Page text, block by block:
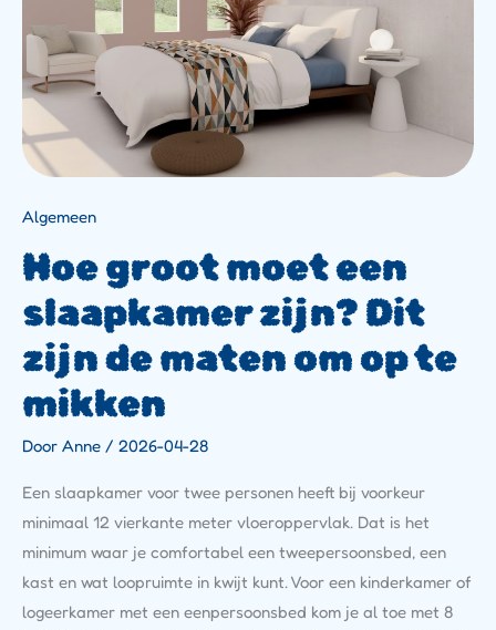
Algemeen
Hoe groot moet een
slaapkamer zijn? Dit
zijn de maten om op te
mikken
Door Anne / 2026-04-28
Een slaapkamer voor twee personen heeft bij voorkeur
minimaal 12 vierkante meter vloeroppervlak. Dat is het
minimum waar je comfortabel een tweepersoonsbed, een
kast en wat loopruimte in kwijt kunt. Voor een kinderkamer of
logeerkamer met een eenpersoonsbed kom je al toe met 8
Maten
Om
Op
Te
Mikken